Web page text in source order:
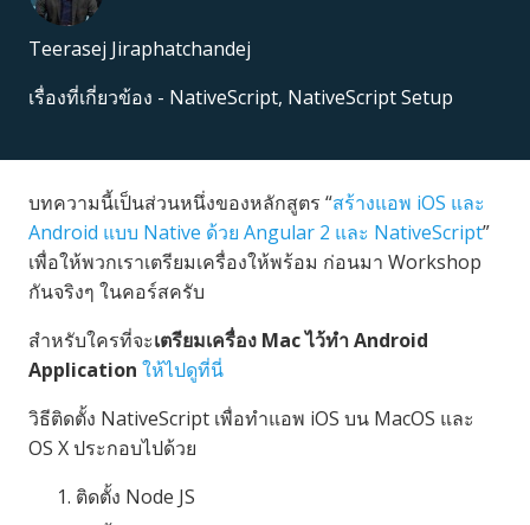
Teerasej Jiraphatchandej
เรื่องที่เกี่ยวข้อง - NativeScript, NativeScript Setup
บทความนี้เป็นส่วนหนึ่งของหลักสูตร “สร้างแอพ iOS และ
Android แบบ Native ด้วย Angular 2 และ NativeScript”
เพื่อให้พวกเราเตรียมเครื่องให้พร้อม ก่อนมา Workshop
กันจริงๆ ในคอร์สครับ
สำหรับใครที่จะเตรียมเครื่อง Mac ไว้ทำ Android
Application ให้ไปดูที่นี่
วิธีติดตั้ง NativeScript เพื่อทำแอพ iOS บน MacOS และ
OS X ประกอบไปด้วย
ติดตั้ง Node JS